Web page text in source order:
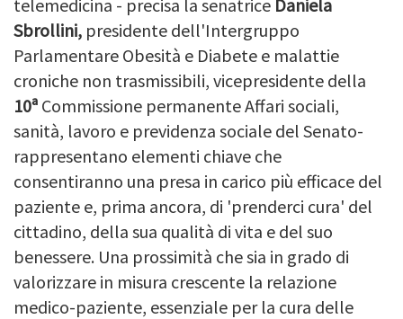
telemedicina - precisa la senatrice Daniela
Sbrollini, presidente dell'Intergruppo
Parlamentare Obesità e Diabete e malattie
croniche non trasmissibili, vicepresidente della
10ª Commissione permanente Affari sociali,
sanità, lavoro e previdenza sociale del Senato-
rappresentano elementi chiave che
consentiranno una presa in carico più efficace del
paziente e, prima ancora, di 'prenderci cura' del
cittadino, della sua qualità di vita e del suo
benessere. Una prossimità che sia in grado di
valorizzare in misura crescente la relazione
medico-paziente, essenziale per la cura delle